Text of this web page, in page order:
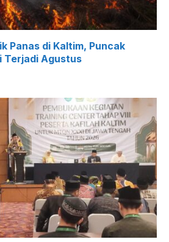
Panas di Kaltim, Puncak
Terjadi Agustus